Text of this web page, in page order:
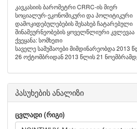
კავკასიის ბარომეტრი CRRC-ის მიერ
სოციალურ-ეკონომიკური და პოლიტიკური
დამოკიდებულებების შესახებ ჩატარებული
შინამეურნეობების ყოველწლიური კვლევაა
ქვეყანა: სომხეთი
საველე სამუშაოები მიმდინარეობდა 2013
26 ოქტომბრიდან 2013 წლის 21
პასუხების ანალიზი
ცვლადი (რიგი)